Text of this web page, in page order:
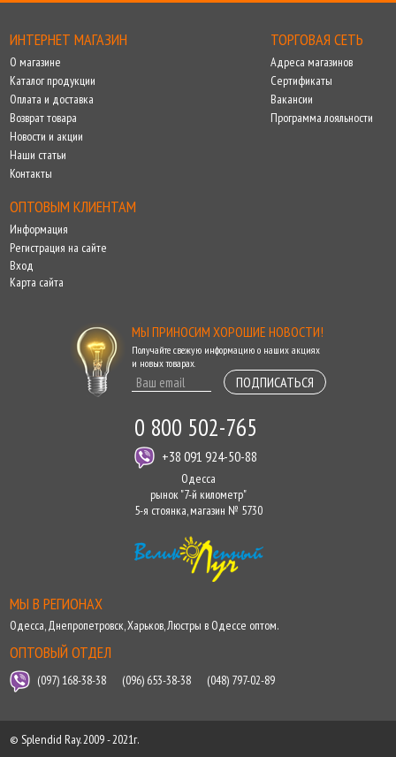
ИНТЕРНЕТ МАГАЗИН
О магазине
Каталог продукции
Оплата и доставка
Возврат товара
Новости и акции
Наши статьи
Контакты
ТОРГОВАЯ СЕТЬ
Адреса магазинов
Сертификаты
Вакансии
Программа лояльности
ОПТОВЫМ КЛИЕНТАМ
Информация
Регистрация на сайте
Вход
Карта сайта
МЫ ПРИНОСИМ ХОРОШИЕ НОВОСТИ!
Получайте свежую информацию о наших акциях
и новых товарах.
ПОДПИСАТЬСЯ
0 800 502-765
+38 091 924-50-88
Одесса
рынок "7-й километр"
5-я стоянка, магазин № 5730
МЫ В РЕГИОНАХ
Одесса,Днепропетровск,Харьков,Люстры в Одессе оптом.
ОПТОВЫЙ ОТДЕЛ
(097) 168-38-38 (096) 653-38-38 (048) 797-02-89
© Splendid Ray. 2009 - 2021г.